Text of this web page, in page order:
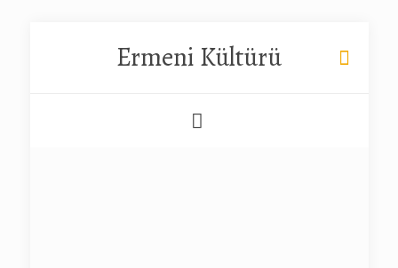
Ermeni Kültürü